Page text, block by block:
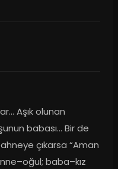
Aşık olunan
babası... Bir de
çıkarsa “Aman
baba–kız